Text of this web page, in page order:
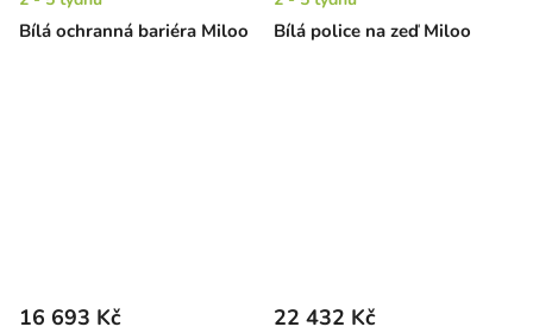
Bílá ochranná bariéra Miloo Bílá police na zeď Miloo
16 693 Kč 22 432 Kč